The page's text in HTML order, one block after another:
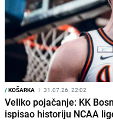
/KOŠARKA I 31.07.26. 22:02
Veliko pojačanje: KK
ispisao historiju NCAA